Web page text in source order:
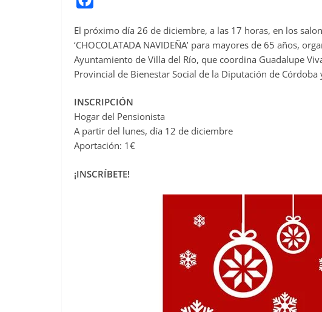
c
e
b
o
k
El próximo día 26 de diciembre, a las 17 horas, en los
‘CHOCOLATADA NAVIDEÑA’ para mayores de 65 años,
Ayuntamiento de Villa del Río, que coordina Guadalupe
Provincial de Bienestar Social de la Diputación de
INSCRIPCIÓN
Hogar del Pensionista
A partir del lunes, día 12 de diciembre
Aportación: 1€
¡INSCRÍBETE!